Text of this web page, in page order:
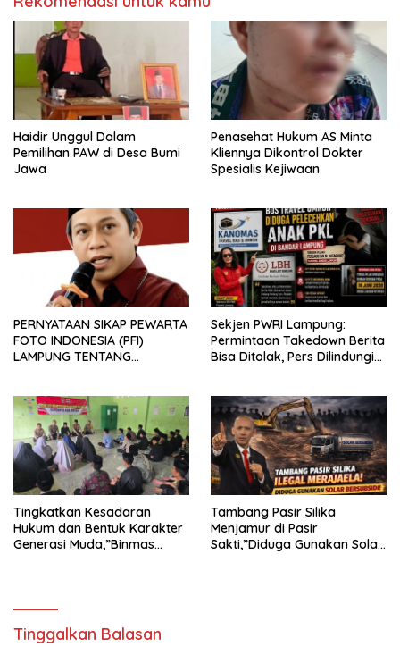
Haidir Unggul Dalam
Pemilihan PAW di Desa Bumi
Jawa
Penasehat Hukum AS Minta
Kliennya Dikontrol Dokter
Spesialis Kejiwaan
PERNYATAAN SIKAP PEWARTA
FOTO INDONESIA (PFI)
LAMPUNG TENTANG
TERHADAP JURNALIS DI
PENGADILAN NEGERI
TANJUNG KARANG.
Sekjen PWRI Lampung:
Permintaan Takedown Berita
Bisa Ditolak, Pers Dilindungi
Tingkatkan Kesadaran
Hukum dan Bentuk Karakter
Generasi Muda,”Binmas
Tambang Pasir Silika
Menjamur di Pasir
Sakti,”Diduga Gunakan Solar
Tinggalkan Balasan